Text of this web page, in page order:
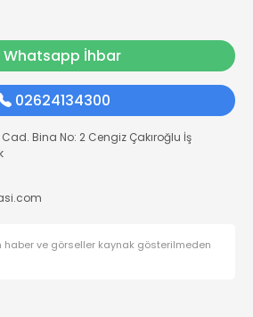
Whatsapp İhbar
02624134300
Cad. Bina No: 2 Cengiz Çakıroğlu İş
haber ve görseller kaynak gösterilmeden